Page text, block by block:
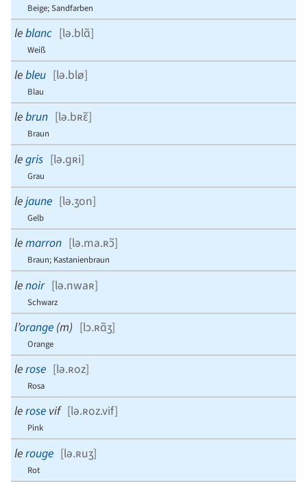
Beige; Sandfarben
leblanc [lə.blɑ̃]
Weiß
lebleu [lə.blø]
Blau
lebrun [lə.bʀɛ̃]
Braun
legris [lə.ɡʀi]
Grau
lejaune [lə.ʒon]
Gelb
lemarron [lə.ma.ʀɔ̃]
Braun; Kastanienbraun
lenoir [lə.nwaʀ]
Schwarz
l’orange (m) [lɔ.ʀɑ̃ʒ]
Orange
lerose [lə.ʀoz]
Rosa
lerose vif [lə.ʀoz.vif]
Pink
lerouge [lə.ʀuʒ]
Rot